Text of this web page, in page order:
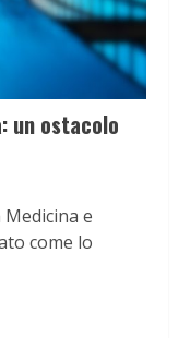
un ostacolo
e
come lo